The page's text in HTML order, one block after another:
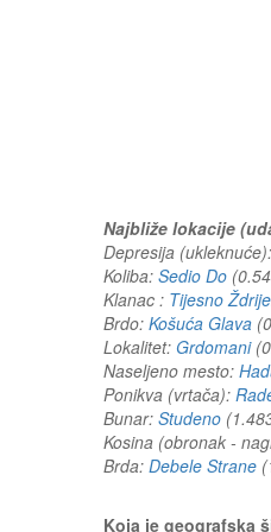
Najbliže lokacije
Depresija (ukleknuće):
Koliba: Sedio Do
Klanac : Tijesno
Brdo: Košuća Glava
Lokalitet: Grdomani
Naseljeno mesto:
Ponikva (vrtača):
Bunar: Studeno
Kosina (obronak -
Brda: Debele Strane
Koja je geografska